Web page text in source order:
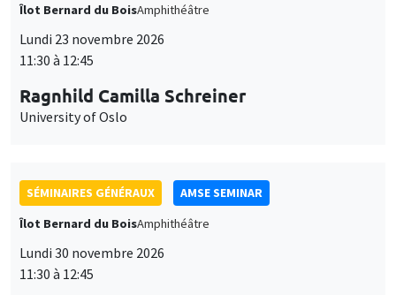
Îlot Bernard du BoisAmphithéâtre
Lundi 23 novembre 2026
11:30 à 12:45
Ragnhild Camilla Schreiner
University of Oslo
SÉMINAIRES GÉNÉRAUX
AMSE SEMINAR
Îlot Bernard du BoisAmphithéâtre
Lundi 30 novembre 2026
11:30 à 12:45